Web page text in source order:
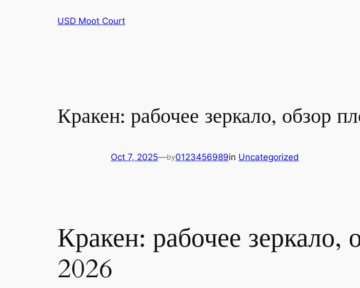
USD Moot Court
Кракен: рабочее зеркало, обзор
Oct 7, 2025—by0123456989in Uncategorized
Кракен: рабочее
2026